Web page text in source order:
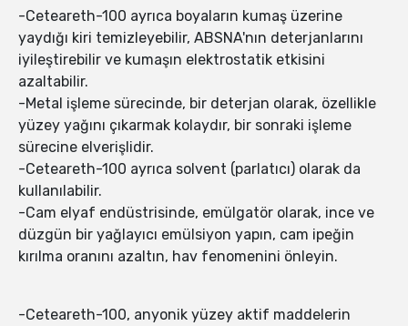
-Ceteareth-100 ayrıca boyaların kumaş üzerine
yaydığı kiri temizleyebilir, ABSNA'nın deterjanlarını
iyileştirebilir ve kumaşın elektrostatik etkisini
azaltabilir.
-Metal işleme sürecinde, bir deterjan olarak, özellikle
yüzey yağını çıkarmak kolaydır, bir sonraki işleme
sürecine elverişlidir.
-Ceteareth-100 ayrıca solvent (parlatıcı) olarak da
kullanılabilir.
-Cam elyaf endüstrisinde, emülgatör olarak, ince ve
düzgün bir yağlayıcı emülsiyon yapın, cam ipeğin
kırılma oranını azaltın, hav fenomenini önleyin.
-Ceteareth-100, anyonik yüzey aktif maddelerin